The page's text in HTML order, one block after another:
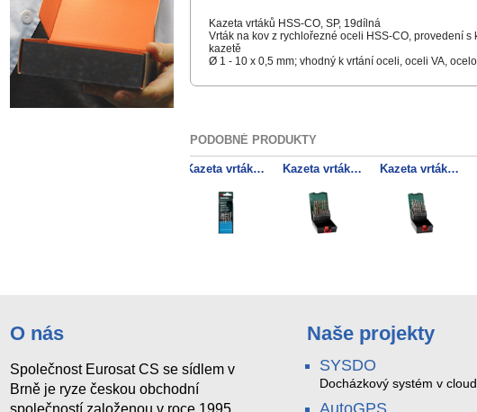
Kazeta vrtáků HSS-CO, SP, 19dílná
Vrták na kov z rychlořezné oceli HSS-CO, provedení
kazetě
Ø 1 - 10 x 0,5 mm; vhodný k vrtání oceli, oceli VA,
PODOBNÉ PRODUKTY
Kazeta vrtáků HSS-G, 5-dílná E 6,3 Kazeta vrtáků HSS-Co, 19-dílná Kazeta vrtáků HSS-G, 25-dílná
O nás
Společnost Eurosat CS se sídlem v
Brně je ryze českou obchodní
společností založenou v roce 1995.
Naše projekty
SYSDO
Docházkový systém v
AutoGPS